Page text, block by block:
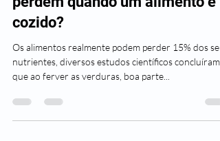
É verdade que o nutrientes se
cozido?
Os alimentos realmente podem perder 15% dos
nutrientes, diversos estudos científicos concluíram